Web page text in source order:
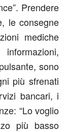
Prendere
le consegne
mediche
sono
più sfrenati
bancari, i
“Lo voglio
più basso